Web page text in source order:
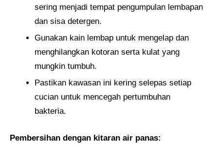
sering menjadi tempat pengumpulan lembapan
dan sisa detergen.
Gunakan kain lembap untuk mengelap dan
menghilangkan kotoran serta kulat yang
mungkin tumbuh.
Pastikan kawasan ini kering selepas setiap
cucian untuk mencegah pertumbuhan
bakteria.
Pembersihan dengan kitaran air panas: